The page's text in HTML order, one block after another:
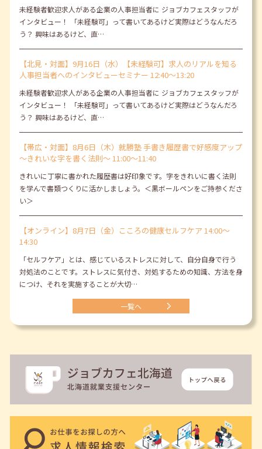
未経験者歓迎求人がある企業の人事担当者に ジョブカフェスタッフが
インタビュー！ 「未経験可」って書いてあるけど実際はどうなんだろ
う？ 興味はあるけど、直…
【北見・対面】9月16日（水）【未経験可】求人のリアルを知る
人事担当者へのインタビューセミナー 12:40～13:20
未経験者歓迎求人がある企業の人事担当者に ジョブカフェスタッフが
インタビュー！ 「未経験可」って書いてあるけど実際はどうなんだろ
う？ 興味はあるけど、直…
【帯広・対面】8月6日（木）就勝塾 手書き履歴書で好感度アップ
～きれいな字を書く法則～ 11:00～11:40
きれいに丁寧に書かれた履歴書は好印象です。字をきれいに書く法則
を学んで書類つくりに活かしましょう。＜黒ボールペンをご持参くださ
い＞
【オンライン】8月7日（金）こころの健康セルフケア 14:00～
14:30
「セルフケア」とは、感じているストレスに対して、自分自身で行う
対処法のことです。ストレスに気付き、対処するための知識、方法を身
につけ、それを実施することが大切…
一覧へ